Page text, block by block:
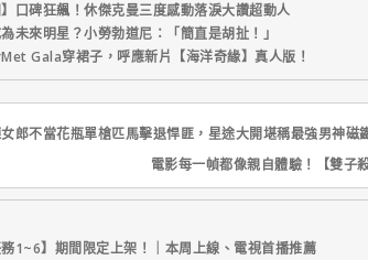
】口碑狂飆！休傑克曼三度感動落淚大讚超動人
未來明星？小勞勃道尼：「簡直是胡扯！」
Gala穿裙子，呼應新片【海洋奇緣】真人版！
郎不當花瓶單槍匹馬擊退悍匪，星途大開堪稱最強男神磁
電影每一幀都像親自體驗！【雙子
務1~6】期間限定上架！｜本周上線、電視首播推薦